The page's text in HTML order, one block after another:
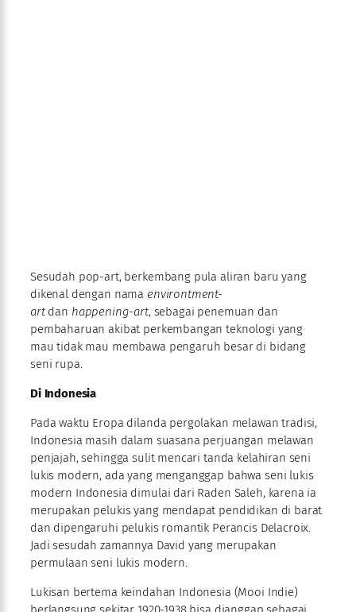
Sesudah pop-art, berkembang pula aliran baru yang
dikenal dengan nama environtment-
artdan happening-art, sebagai penemuan dan
pembaharuan akibat perkembangan teknologi yang
mau tidak mau membawa pengaruh besar di bidang
seni rupa.
Di Indonesia
Pada waktu Eropa dilanda pergolakan melawan tradisi,
Indonesia masih dalam suasana perjuangan melawan
penjajah, sehingga sulit mencari tanda kelahiran seni
lukis modern, ada yang menganggap bahwa seni lukis
modern Indonesia dimulai dari Raden Saleh, karena ia
merupakan pelukis yang mendapat pendidikan di barat
dan dipengaruhi pelukis romantik Perancis Delacroix.
Jadi sesudah zamannya David yang merupakan
permulaan seni lukis modern.
Lukisan bertema keindahan Indonesia (Mooi Indie)